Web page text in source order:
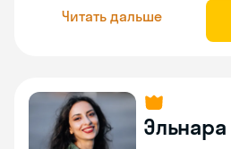
Читать дальше
Эльнара